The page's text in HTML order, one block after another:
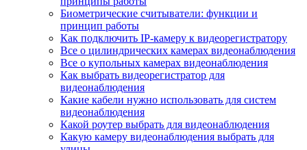
Биометрические считыватели: функции и
принцип работы
Как подключить IP-камеру к видеорегистратору
Все о цилиндрических камерах видеонаблюдения
Все о купольных камерах видеонаблюдения
Как выбрать видеорегистратор для
видеонаблюдения
Какие кабели нужно использовать для систем
видеонаблюдения
Какой роутер выбрать для видеонаблюдения
Какую камеру видеонаблюдения выбрать для